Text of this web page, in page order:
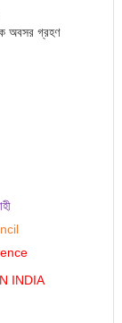
অবসর গ্রহণ
INDIA